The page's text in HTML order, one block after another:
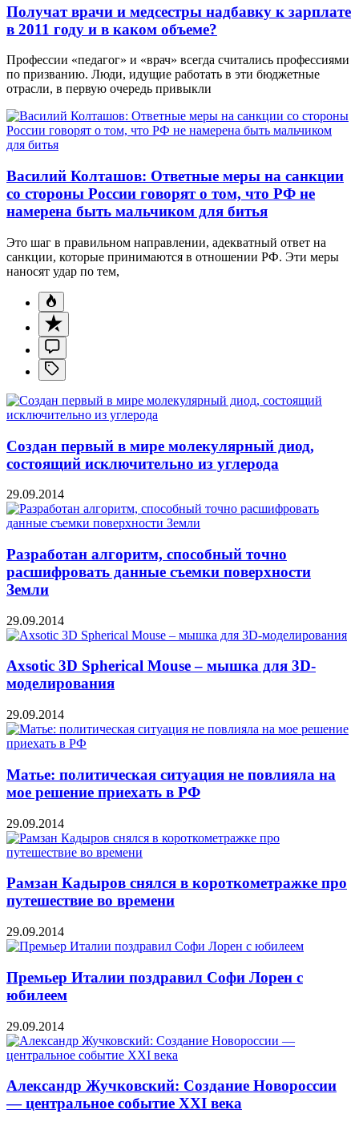
Получат врачи и медсестры надбавку к зарплате
в 2011 году и в каком объеме?
Профессии «педагог» и «врач» всегда считались профессиями
по призванию. Люди, идущие работать в эти бюджетные
отрасли, в первую очередь привыкли
Василий Колташов: Ответные меры на санкции
со стороны России говорят о том, что РФ не
намерена быть мальчиком для битья
Это шаг в правильном направлении, адекватный ответ на
санкции, которые принимаются в отношении РФ. Эти меры
наносят удар по тем,
Создан первый в мире молекулярный диод,
состоящий исключительно из углерода
29.09.2014
Разработан алгоритм, способный точно
расшифровать данные съемки поверхности
Земли
29.09.2014
Axsotic 3D Spherical Mouse – мышка для 3D-
моделирования
29.09.2014
Матье: политическая ситуация не повлияла на
мое решение приехать в РФ
29.09.2014
Рамзан Кадыров снялся в короткометражке про
путешествие во времени
29.09.2014
Премьер Италии поздравил Софи Лорен с
юбилеем
29.09.2014
Александр Жучковский: Создание Новороссии
— центральное событие XXI века